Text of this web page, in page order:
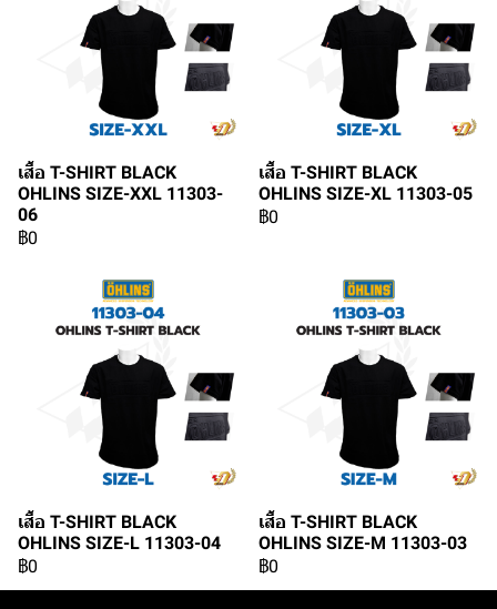
เสื้อ T-SHIRT BLACK
OHLINS SIZE-XXL 11303-
06
฿0
เสื้อ T-SHIRT BLACK
OHLINS SIZE-XL 11303-05
฿0
เสื้อ T-SHIRT BLACK
OHLINS SIZE-L 11303-04
฿0
เสื้อ T-SHIRT BLACK
OHLINS SIZE-M 11303-03
฿0